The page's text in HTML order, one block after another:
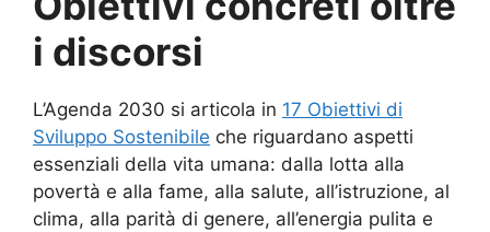
i discorsi
L’Agenda 2030 si articola in 17 Obiettivi di
Sviluppo Sostenibile che riguardano aspetti
essenziali della vita umana: dalla lotta alla
povertà e alla fame, alla salute, all’istruzione, al
clima, alla parità di genere, all’energia pulita e